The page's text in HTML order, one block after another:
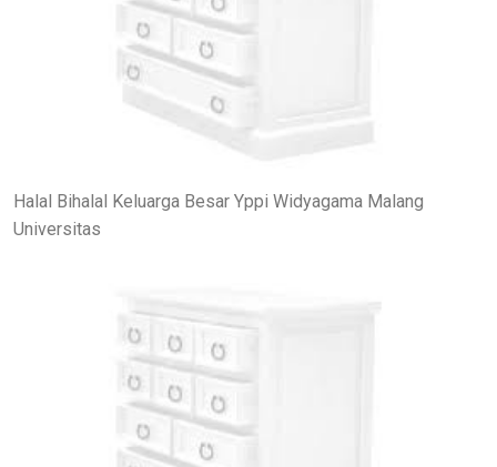
Halal Bihalal Keluarga Besar Yppi Widyagama Malang
Universitas